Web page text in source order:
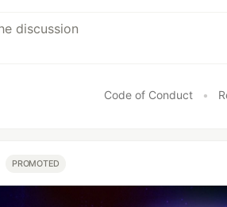
Code of Conduct •
PROMOTED